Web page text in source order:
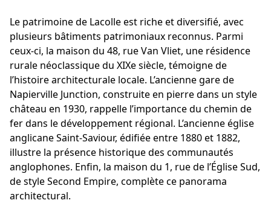
Le patrimoine de Lacolle est riche et diversifié, avec
plusieurs bâtiments patrimoniaux reconnus. Parmi
ceux-ci, la maison du 48, rue Van Vliet, une résidence
rurale néoclassique du XIXe siècle, témoigne de
l’histoire architecturale locale. L’ancienne gare de
Napierville Junction, construite en pierre dans un style
château en 1930, rappelle l’importance du chemin de
fer dans le développement régional. L’ancienne église
anglicane Saint-Saviour, édifiée entre 1880 et 1882,
illustre la présence historique des communautés
anglophones. Enfin, la maison du 1, rue de l’Église Sud,
de style Second Empire, complète ce panorama
architectural.